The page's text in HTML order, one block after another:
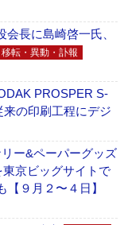
長に島崎啓一氏、
移転・異動・訃報
PROSPER S-
の印刷工程にデジ
ー&ペーパーグッズ
京ビッグサイトで
９月２〜４日】